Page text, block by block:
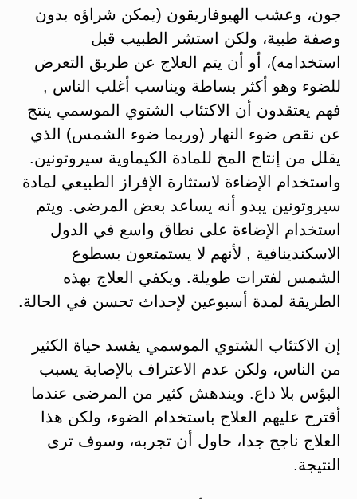
جون، وعشب الهيوفاريقون (يمكن شراؤه بدون
وصفة طبية، ولكن استشر الطبيب قبل
استخدامه)، أو أن يتم العلاج عن طريق التعرض
للضوء وهو أكثر بساطة ويناسب أغلب الناس ,
فهم يعتقدون أن الاكتئاب الشتوي الموسمي ينتج
عن نقص ضوء النهار (وربما ضوء الشمس) الذي
يقلل من إنتاج المخ للمادة الكيماوية سيروتونين.
واستخدام الإضاءة لاستثارة الإفراز الطبيعي لمادة
سيروتونين يبدو أنه يساعد بعض المرضى. ويتم
استخدام الإضاءة على نطاق واسع في الدول
الاسكندينافية , لأنهم لا يستمتعون بسطوع
الشمس لفترات طويلة. ويكفي العلاج بهذه
الطريقة لمدة أسبوعين لإحداث تحسن في الحالة.
إن الاكتئاب الشتوي الموسمي يفسد حياة الكثير
من الناس، ولكن عدم الاعتراف بالإصابة يسبب
البؤس بلا داع. ويندهش كثير من المرضى عندما
أقترح عليهم العلاج باستخدام الضوء، ولكن هذا
العلاج ناجح جدا، حاول أن تجربه، وسوف ترى
النتيجة.